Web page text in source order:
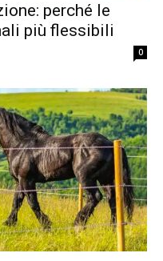
perché le
più flessibili
0